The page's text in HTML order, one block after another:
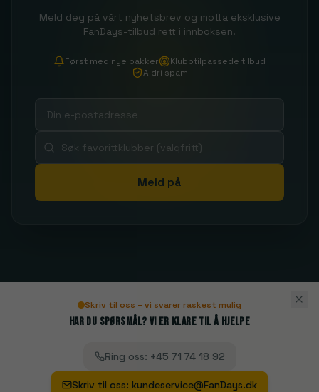
Meld deg på vårt nyhetsbrev og motta eksklusive
FanDays-tilbud rett i innboksen.
Først med nye pakker
Klubbtilpassede tilbud
Aldri spam
Meld på
Skriv til oss – vi svarer raskest mulig
Har du spørsmål? Vi er klare til å hjelpe
Ring oss: +45 71 74 18 92
Skriv til oss: kundeservice@FanDays.dk